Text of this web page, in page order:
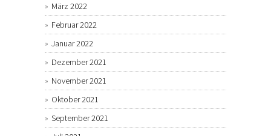
März 2022
Februar 2022
Januar 2022
Dezember 2021
November 2021
Oktober 2021
September 2021